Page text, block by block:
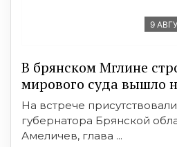
9
В брянском Мглине
мирового суда вышло
На встрече
губернатора Брянской
Амеличев, глава ...